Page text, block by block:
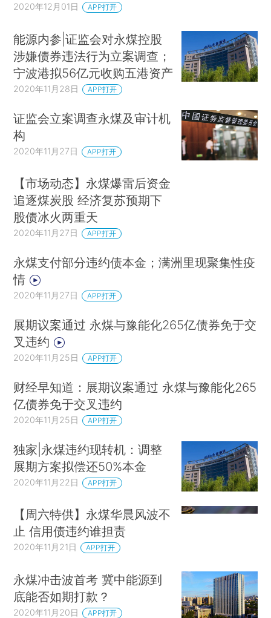
2020年12月01日 APP打开
能源内参|证监会对永煤控股
涉嫌债券违法行为立案调查；
宁波港拟56亿元收购五港资产
2020年11月28日 APP打开
证监会立案调查永煤及审计机
构
2020年11月27日 APP打开
【市场动态】永煤爆雷后资金
追逐煤炭股 经济复苏预期下
股债冰火两重天
2020年11月27日 APP打开
永煤支付部分违约债本金；满洲里现聚集性疫
情
2020年11月27日 APP打开
展期议案通过 永煤与豫能化265亿债券免于交
叉违约
2020年11月25日 APP打开
财经早知道：展期议案通过 永煤与豫能化265
亿债券免于交叉违约
2020年11月25日 APP打开
独家|永煤违约现转机：调整
展期方案拟偿还50%本金
2020年11月22日 APP打开
【周六特供】永煤华晨风波不
止 信用债违约谁担责
2020年11月21日 APP打开
永煤冲击波首考 冀中能源到
底能否如期打款？
2020年11月20日 APP打开